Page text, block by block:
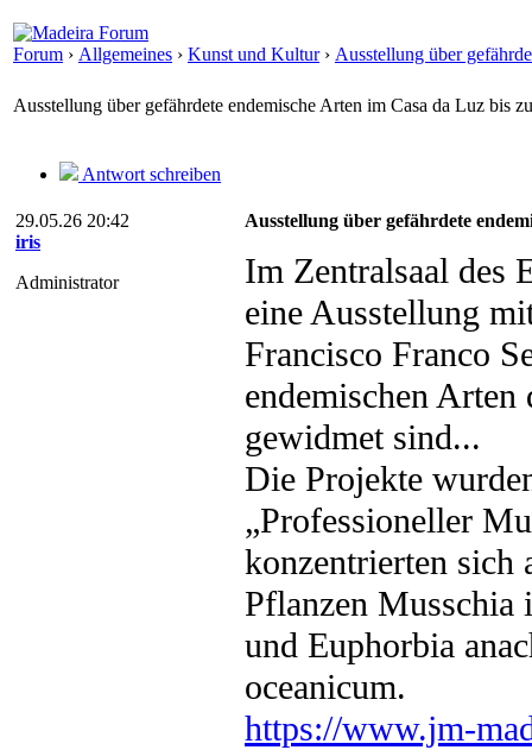
Forum › Allgemeines › Kunst und Kultur› Ausstellung über
Ausstellung über gefährdete endemische Arten im Casa da Luz bis
Antwort schreiben
29.05.26 20:42
iris
Administrator
Ausstellung über gefährdete
Im Zentralsaal des
eine Ausstellung
Francisco Franco
endemischen Arten
gewidmet sind...
Die Projekte
„Professioneller
konzentrierten sich
Pflanzen Musschia
und Euphorbia
oceanicum.
https://www.jm-